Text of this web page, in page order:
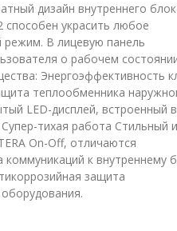
дизайн внутреннего
способен украсить любое
В лицевую панель
о рабочем
Энергоэффективность
теплообменника
LED-дисплей, встроенный в
тихая работа Стильный и
On-Off, отличаются
к внутреннему
защита